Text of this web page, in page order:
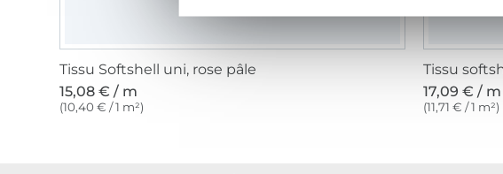
Tissu Softshell uni, rose pâle
15,08 € / m
(10,40 € / 1 m²)
Tissu
17,09 € / m
(11,71 € / 1 m²)